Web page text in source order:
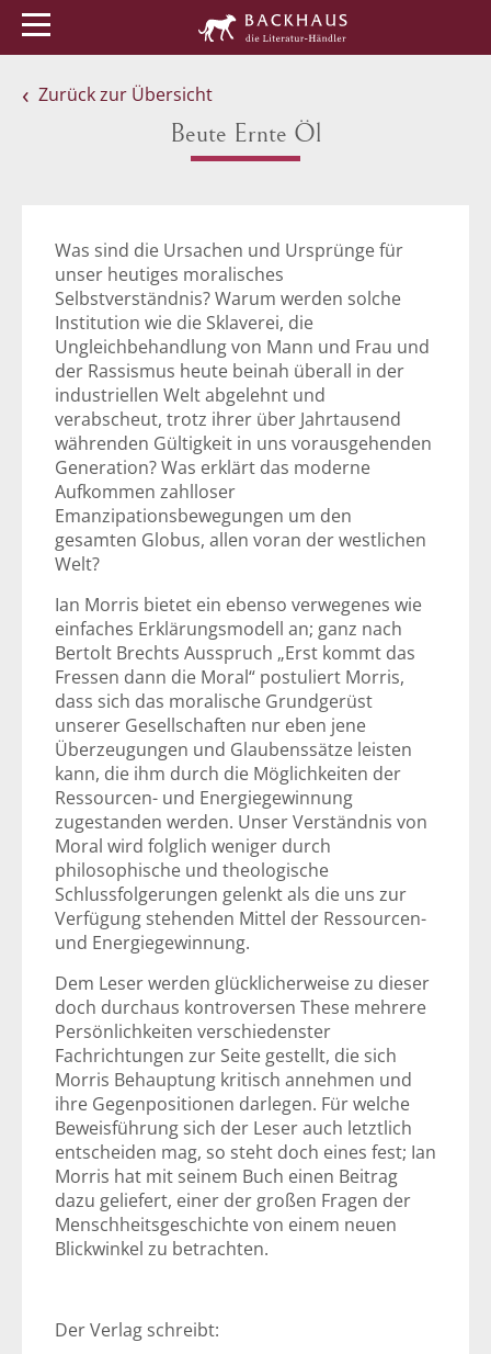
Zurück zur Übersicht
Beute Ernte Öl
Was sind die Ursachen und Ursprünge für
unser heutiges moralisches
Selbstverständnis? Warum werden solche
Institution wie die Sklaverei, die
Ungleichbehandlung von Mann und Frau und
der Rassismus heute beinah überall in der
industriellen Welt abgelehnt und
verabscheut, trotz ihrer über Jahrtausend
währenden Gültigkeit in uns vorausgehenden
Generation? Was erklärt das moderne
Aufkommen zahlloser
Emanzipationsbewegungen um den
gesamten Globus, allen voran der westlichen
Welt?
Ian Morris bietet ein ebenso verwegenes wie
einfaches Erklärungsmodell an; ganz nach
Bertolt Brechts Ausspruch „Erst kommt das
Fressen dann die Moral“ postuliert Morris,
dass sich das moralische Grundgerüst
unserer Gesellschaften nur eben jene
Überzeugungen und Glaubenssätze leisten
kann, die ihm durch die Möglichkeiten der
Ressourcen- und Energiegewinnung
zugestanden werden. Unser Verständnis von
Moral wird folglich weniger durch
philosophische und theologische
Schlussfolgerungen gelenkt als die uns zur
Verfügung stehenden Mittel der Ressourcen-
und Energiegewinnung.
Dem Leser werden glücklicherweise zu dieser
doch durchaus kontroversen These mehrere
Persönlichkeiten verschiedenster
Fachrichtungen zur Seite gestellt, die sich
Morris Behauptung kritisch annehmen und
ihre Gegenpositionen darlegen. Für welche
Beweisführung sich der Leser auch letztlich
entscheiden mag, so steht doch eines fest; Ian
Morris hat mit seinem Buch einen Beitrag
dazu geliefert, einer der großen Fragen der
Menschheitsgeschichte von einem neuen
Blickwinkel zu betrachten.
Der Verlag schreibt: